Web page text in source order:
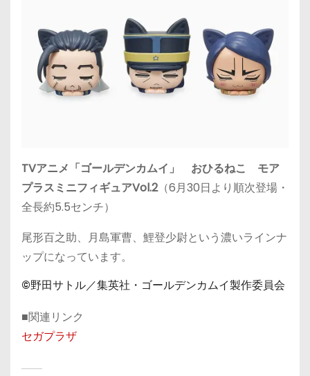
TVアニメ「ゴールデンカムイ」 おひるねこ モア
プラスミニフィギュアVol.2（6月30日より順次登場・
全長約5.5センチ）
尾形百之助、月島軍曹、鯉登少尉という濃いラインナ
ップになっています。
©野田サトル／集英社・ゴールデンカムイ製作委員会
■関連リンク
セガプラザ